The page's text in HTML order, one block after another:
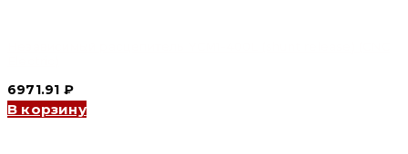
6971.91 ₽
В корзину